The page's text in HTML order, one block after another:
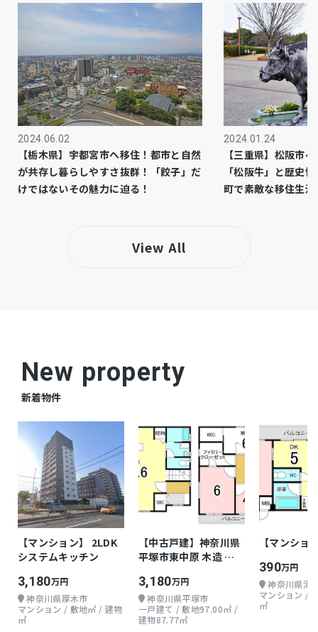
プロパン個別
用途地域 準工業
設備・条件 －
上水道：新規給水加入金(13mm・20mm) 57,200
円、設計審査手数料 1,000円、工事検査手数料
2,000円 合計60,200円は、お客様が松阪市へお
自治会費：6000円／年、肥留町自治会入会金：3
2024.06.02
【栃木県】宇都宮市へ移住！都市と自然
が共存し暮らしやすさ抜群！「餃子」だ
けではないその魅力に迫る！
2024.01.24
【三重県】松阪市
「松阪牛」と歴史
町で素敵な移住生
View All
New property
新着物件
【マンション】 2LDK
システムキッチン
3,180万円
神奈川県厚木市
マンション / 敷地㎡ / 建物
㎡
【中古戸建】神奈川県
平塚市東中原 木造 地
3,180万円
神奈川県平塚市
一戸建て / 敷地97.00㎡ /
建物87.77㎡
【マンショ
390万円
神奈川県海
マンション /
㎡